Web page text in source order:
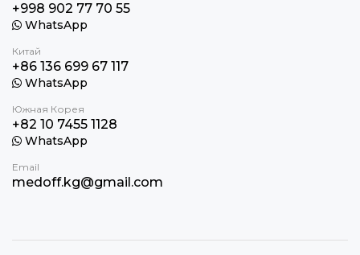
+998 902 77 70 55
WhatsApp
Китай
+86 136 699 67 117
WhatsApp
Южная Корея
+82 10 7455 1128
WhatsApp
Email
medoff.kg@gmail.com